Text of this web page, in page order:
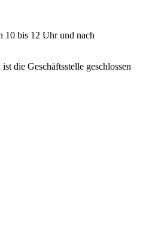
10 bis 12 Uhr und nach
die Geschäftsstelle geschlossen